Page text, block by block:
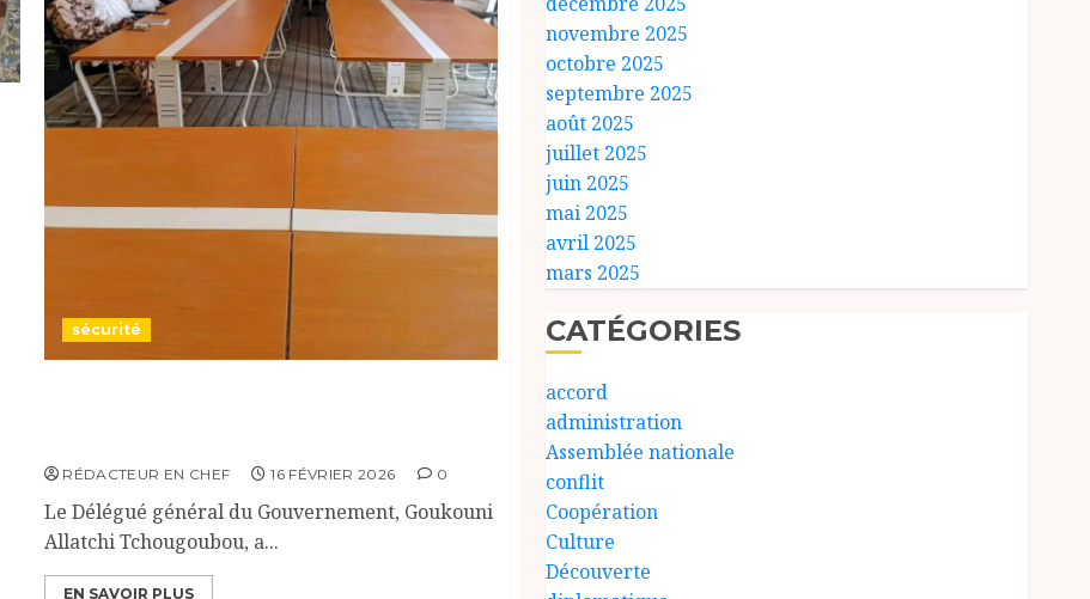
sécurité
RÉDACTEUR EN CHEF 16 FÉVRIER 2026 0
Le Délégué général du Gouvernement, Goukouni
Allatchi Tchougoubou, a...
EN SAVOIR PLUS
novembre 2025
octobre 2025
septembre 2025
août 2025
juillet 2025
juin 2025
mai 2025
avril 2025
mars 2025
CATÉGORIES
accord
administration
Assemblée nationale
conflit
Coopération
Culture
Découverte